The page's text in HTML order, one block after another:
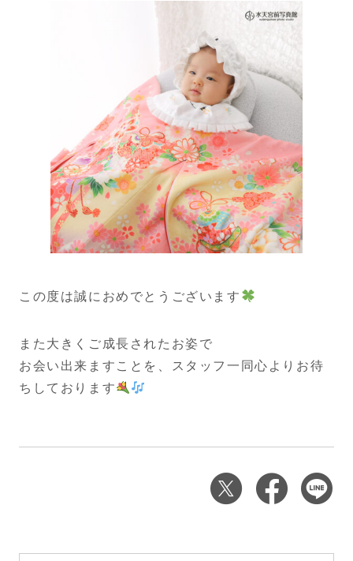
この度は誠におめでとうございます
また大きくご成長されたお姿で
お会い出来ますことを、スタッフ一同心よりお待
ちしております